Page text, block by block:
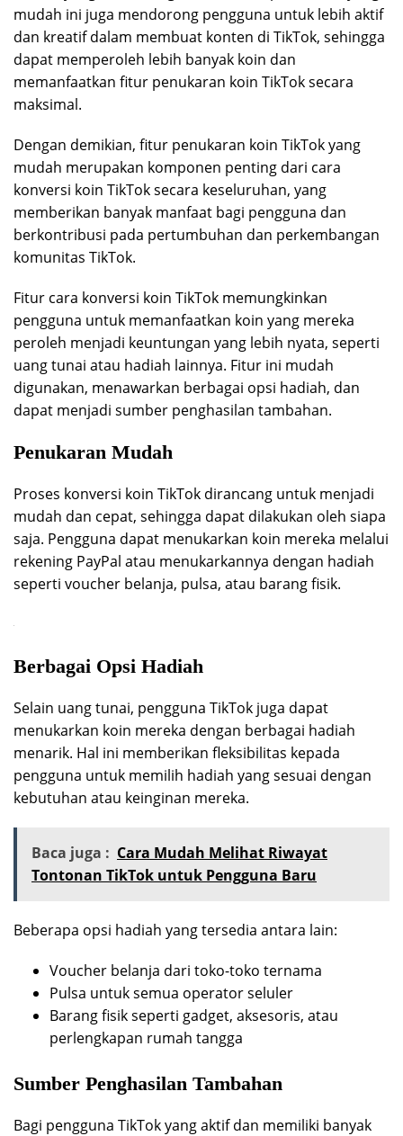
mudah ini juga mendorong pengguna untuk lebih aktif
dan kreatif dalam membuat konten di TikTok, sehingga
dapat memperoleh lebih banyak koin dan
memanfaatkan fitur penukaran koin TikTok secara
maksimal.
Dengan demikian, fitur penukaran koin TikTok yang
mudah merupakan komponen penting dari cara
konversi koin TikTok secara keseluruhan, yang
memberikan banyak manfaat bagi pengguna dan
berkontribusi pada pertumbuhan dan perkembangan
komunitas TikTok.
Fitur cara konversi koin TikTok memungkinkan
pengguna untuk memanfaatkan koin yang mereka
peroleh menjadi keuntungan yang lebih nyata, seperti
uang tunai atau hadiah lainnya. Fitur ini mudah
digunakan, menawarkan berbagai opsi hadiah, dan
dapat menjadi sumber penghasilan tambahan.
Penukaran Mudah
Proses konversi koin TikTok dirancang untuk menjadi
mudah dan cepat, sehingga dapat dilakukan oleh siapa
saja. Pengguna dapat menukarkan koin mereka melalui
rekening PayPal atau menukarkannya dengan hadiah
seperti voucher belanja, pulsa, atau barang fisik.
Berbagai Opsi Hadiah
Selain uang tunai, pengguna TikTok juga dapat
menukarkan koin mereka dengan berbagai hadiah
menarik. Hal ini memberikan fleksibilitas kepada
pengguna untuk memilih hadiah yang sesuai dengan
kebutuhan atau keinginan mereka.
Baca juga : Cara Mudah Melihat Riwayat
Tontonan TikTok untuk Pengguna Baru
Beberapa opsi hadiah yang tersedia antara lain:
Voucher belanja dari toko-toko ternama
Pulsa untuk semua operator seluler
Barang fisik seperti gadget, aksesoris, atau
perlengkapan rumah tangga
Sumber Penghasilan Tambahan
Bagi pengguna TikTok yang aktif dan memiliki banyak